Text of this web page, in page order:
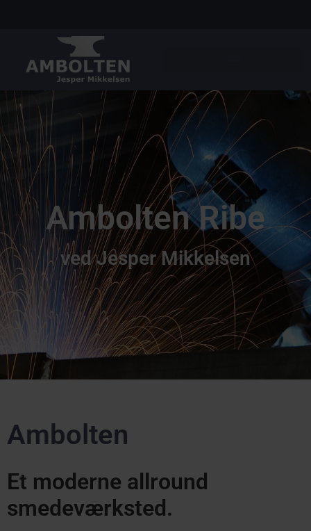
Ambolten Ribe
ved Jesper Mikkelsen
Ambolten
Et moderne allround
smedeværksted.